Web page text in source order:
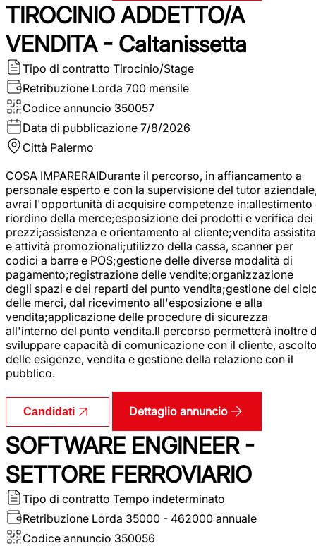
TIROCINIO ADDETTO/A
VENDITA - Caltanissetta
Tipo di contratto Tirocinio/Stage
Retribuzione Lorda 700 mensile
Codice annuncio 350057
Data di pubblicazione 7/8/2026
Città Palermo
COSA IMPARERAIDurante il percorso, in affiancamento a
personale esperto e con la supervisione del tutor
avrai l'opportunità di acquisire competenze in:allestimento
riordino della merce;esposizione dei prodotti e verifica dei
prezzi;assistenza e orientamento al cliente;vendita assistita
e attività promozionali;utilizzo della cassa, scanner per
codici a barre e POS;gestione delle diverse modalità di
pagamento;registrazione delle vendite;organizzazione
degli spazi e dei reparti del punto vendita;gestione del
delle merci, dal ricevimento all'esposizione e alla
vendita;applicazione delle procedure di sicurezza
all'interno del punto vendita.Il percorso permetterà inoltre
sviluppare capacità di comunicazione con il cliente,
delle esigenze, vendita e gestione della relazione con il
pubblico.
Candidati Dettaglio annuncio
SOFTWARE ENGINEER -
SETTORE FERROVIARIO
Tipo di contratto Tempo indeterminato
Retribuzione Lorda 35000 - 462000 annuale
Codice annuncio 350056